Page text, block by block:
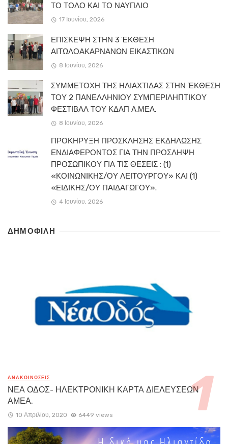
ΤΟ ΤΟΛΟ ΚΑΙ ΤΟ ΝΑΥΠΛΙΟ
17 Ιουνίου, 2026
ΕΠΙΣΚΕΨΗ ΣΤΗΝ 3 ΈΚΘΕΣΗ
ΑΙΤΩΛΟΑΚΑΡΝΑΝΩΝ ΕΙΚΑΣΤΙΚΩΝ
8 Ιουνίου, 2026
ΣΥΜΜΕΤΟΧΗ ΤΗΣ ΗΛΙΑΧΤΙΔΑΣ ΣΤΗΝ ΈΚΘΕΣΗ
ΤΟΥ 2 ΠΑΝΕΛΛΗΝΙΟΥ ΣΥΜΠΕΡΙΛΗΠΤΙΚΟΥ
ΦΕΣΤΙΒΑΛ ΤΟΥ ΚΔΑΠ Α.ΜΕΑ.
8 Ιουνίου, 2026
ΠΡΟΚΗΡΥΞΗ ΠΡΟΣΚΛΗΣΗΣ ΕΚΔΗΛΩΣΗΣ
ΕΝΔΙΑΦΕΡΟΝΤΟΣ ΓΙΑ ΤΗΝ ΠΡΟΣΛΗΨΗ
ΠΡΟΣΩΠΙΚΟΥ ΓΙΑ ΤΙΣ ΘΕΣΕΙΣ : (1)
«ΚΟΙΝΩΝΙΚΗΣ/ΟΥ ΛΕΙΤΟΥΡΓΟΥ» ΚΑΙ (1)
«ΕΙΔΙΚΗΣ/ΟΥ ΠΑΙΔΑΓΩΓΟΥ».
4 Ιουνίου, 2026
ΔΗΜΟΦΙΛΗ
ΑΝΑΚΟΙΝΏΣΕΙΣ
ΝΕΑ ΟΔΟΣ- ΗΛΕΚΤΡΟΝΙΚΗ ΚΑΡΤΑ ΔΙΕΛΕΥΣΕΩΝ
ΑΜΕΑ.
10 Απριλίου, 2020 6449 views